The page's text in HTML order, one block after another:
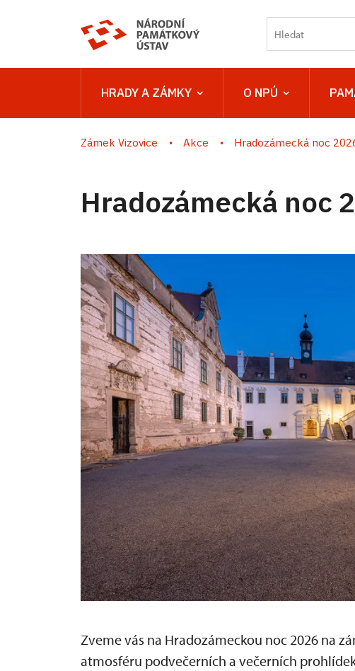
HRADY A ZÁMKY O NPÚ
Zámek Vizovice Akce Hradozámecká noc
Hradozámecká noc
Zveme vás na Hradozámeckou noc 2026 na
atmosféru podvečerních a večerních